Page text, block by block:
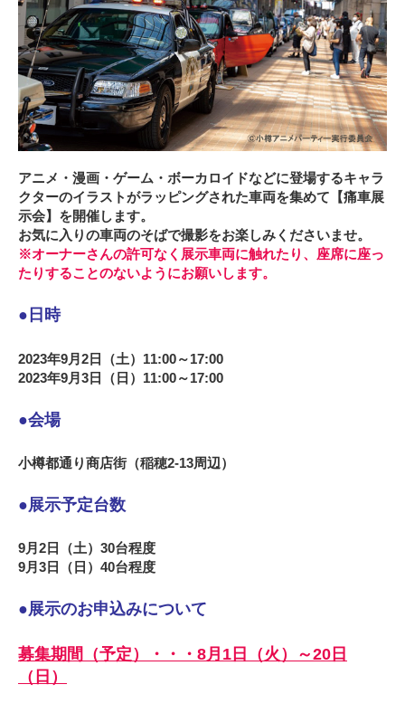
アニメ・漫画・ゲーム・ボーカロイドなどに登場するキャラ
クターのイラストがラッピングされた車両を集めて【痛車展
示会】を開催します。
お気に入りの車両のそばで撮影をお楽しみくださいませ。
※オーナーさんの許可なく展示車両に触れたり、座席に座っ
たりすることのないようにお願いします。
●日時
2023年9月2日（土）11:00～17:00
2023年9月3日（日）11:00～17:00
●会場
小樽都通り商店街（稲穂2-13周辺）
●展示予定台数
9月2日（土）30台程度
9月3日（日）40台程度
●展示のお申込みについて
募集期間（予定）・・・8月1日（火）～20日
（日）